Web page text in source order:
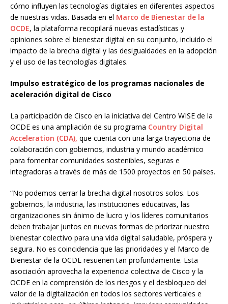
cómo influyen las tecnologías digitales en diferentes aspectos
de nuestras vidas. Basada en el Marco de Bienestar de la
OCDE, la plataforma recopilará nuevas estadísticas y
opiniones sobre el bienestar digital en su conjunto, incluido el
impacto de la brecha digital y las desigualdades en la adopción
y el uso de las tecnologías digitales.
Impulso estratégico de los programas nacionales de
aceleración digital de Cisco
La participación de Cisco en la iniciativa del Centro WISE de la
OCDE es una ampliación de su programa Country Digital
Acceleration (CDA), que cuenta con una larga trayectoria de
colaboración con gobiernos, industria y mundo académico
para fomentar comunidades sostenibles, seguras e
integradoras a través de más de 1500 proyectos en 50 países.
“No podemos cerrar la brecha digital nosotros solos. Los
gobiernos, la industria, las instituciones educativas, las
organizaciones sin ánimo de lucro y los líderes comunitarios
deben trabajar juntos en nuevas formas de priorizar nuestro
bienestar colectivo para una vida digital saludable, próspera y
segura. No es coincidencia que las prioridades y el Marco de
Bienestar de la OCDE resuenen tan profundamente. Esta
asociación aprovecha la experiencia colectiva de Cisco y la
OCDE en la comprensión de los riesgos y el desbloqueo del
valor de la digitalización en todos los sectores verticales e